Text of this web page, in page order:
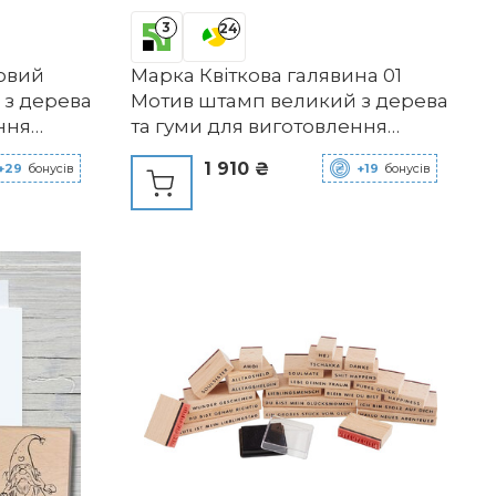
дерева
бонусів
3 24
Марка Квіткова галявина 01
Мотив штамп великий з дерева
та гуми для виготовлення
карток, дерев'яний штамп,
квіти, рослини, квіти, луг, трави,
альбом, текстильний штамп,
1 910 ₴ +19 бонусів